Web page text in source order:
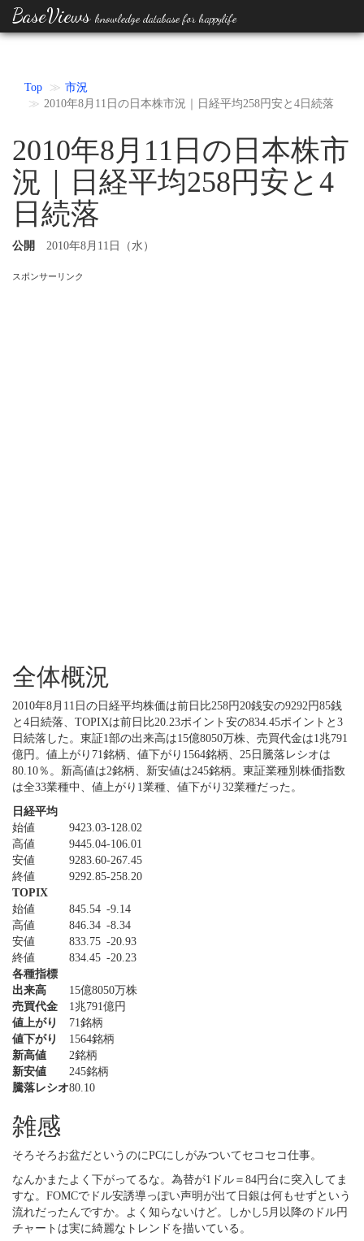
BaseViews knowledge database for happylife
Top
市況
2010年8月11日の日本株市況｜日経平均258円安と4日続落
2010年8月11日の日本株市
況｜日経平均258円安と4
日続落
公開 2010年8月11日（水）
スポンサーリンク
全体概況
2010年8月11日の日経平均株価は前日比258円20銭安の9292円85銭
と4日続落、TOPIXは前日比20.23ポイント安の834.45ポイントと3
日続落した。東証1部の出来高は15億8050万株、売買代金は1兆791
億円。値上がり71銘柄、値下がり1564銘柄、25日騰落レシオは
80.10％。新高値は2銘柄、新安値は245銘柄。東証業種別株価指数
は全33業種中、値上がり1業種、値下がり32業種だった。
日経平均
始値
9423.03-128.02
高値
9445.04-106.01
安値
9283.60-267.45
終値
9292.85-258.20
TOPIX
始値
845.54 -9.14
高値
846.34 -8.34
安値
833.75 -20.93
終値
834.45 -20.23
各種指標
出来高
15億8050万株
売買代金
1兆791億円
値上がり
71銘柄
値下がり
1564銘柄
新高値
2銘柄
新安値
245銘柄
騰落レシオ80.10
雑感
そろそろお盆だというのにPCにしがみついてセコセコ仕事。
なんかまたよく下がってるな。為替が1ドル＝84円台に突入してま
すな。FOMCでドル安誘導っぽい声明が出て日銀は何もせずという
流れだったんですか。よく知らないけど。しかし5月以降のドル円
チャートは実に綺麗なトレンドを描いている。